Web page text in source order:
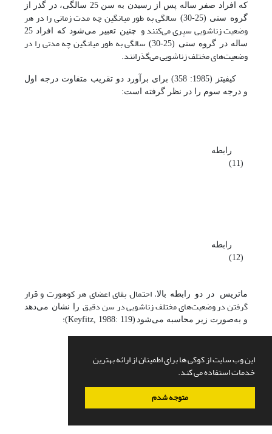
این وب سایت از کوکی ها برای اطمینان از ارائه بهترین
خدمات استفاده می کند.
متوجه شدم
که افراد صفر ساله پس از رسیدن به سن 25 سالگی، در گذر از
گروه سنی (25-30) سالگی به طور میانگین چه مدت زمانی را در هر
وضعیت زناشویی سپری می‌کنند و
چنین تعبیر می‌شود که افراد 25
ساله در گروه سنی (25-30) سالگی به طور میانگین چه مدتی را در
وضعیت‌های مختلف زناشویی می‌گذرانند.
کیفیتز (1985: 358) برای برآورد
دو تقریب متفاوت درجه اول
و درجه سوم را در نظر گرفته است:
رابطه
(11)
رابطه
(12)
ماتریس در دو رابطه بالا، احتمال بقای اعضای هر کوهورت و قرار
گرفتن در وضعیت‌های مختلف زناشویی در سن دقیق را
نشان می‌دهد
و به‌صورت زیر محاسبه می‌شود (
Keyfitz, 1988: 119
)
:
رابطه (13
)